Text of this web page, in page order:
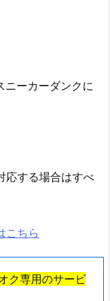
ーカーダンクに
る場合はすべ
こちら
オク専用のサービ